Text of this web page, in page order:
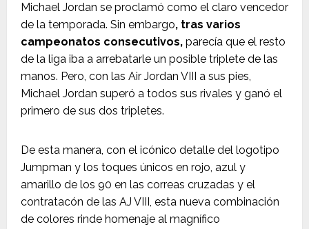
Michael Jordan se proclamó como el claro vencedor
de la temporada. Sin embargo, tras varios
campeonatos consecutivos, parecía que el resto
de la liga iba a arrebatarle un posible triplete de las
manos. Pero, con las Air Jordan VIII a sus pies,
Michael Jordan superó a todos sus rivales y ganó el
primero de sus dos tripletes.
De esta manera, con el icónico detalle del logotipo
Jumpman y los toques únicos en rojo, azul y
amarillo de los 90 en las correas cruzadas y el
contratacón de las AJ VIII, esta nueva combinación
de colores rinde homenaje al magnífico